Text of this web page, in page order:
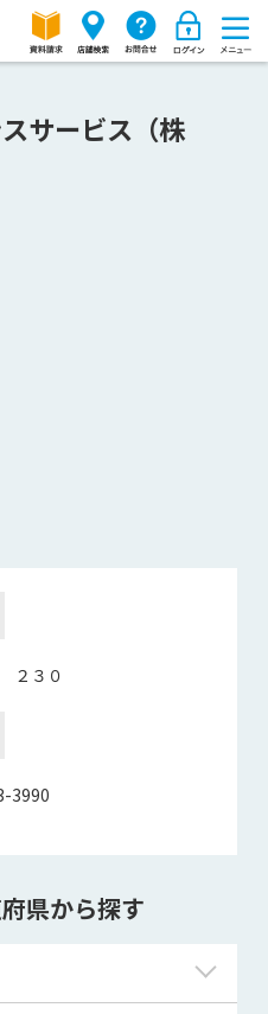
サービス（株
２３０
3990
県から探す